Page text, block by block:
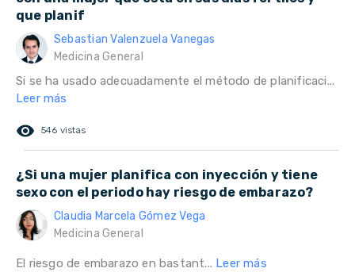
que planif
Sebastian Valenzuela Vanegas
Medicina General
Si se ha usado adecuadamente el método de planificaci...
Leer más
remove_red_eye 546 vistas
¿Si una mujer planifica con inyección y tiene
sexo con el periodo hay riesgo de embarazo?
Claudia Marcela Gómez Vega
Medicina General
El riesgo de embarazo en bastant... Leer más